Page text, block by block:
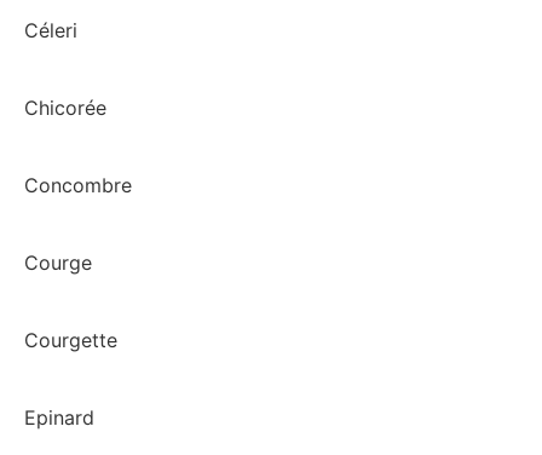
Céleri
Chicorée
Concombre
Courge
Courgette
Epinard